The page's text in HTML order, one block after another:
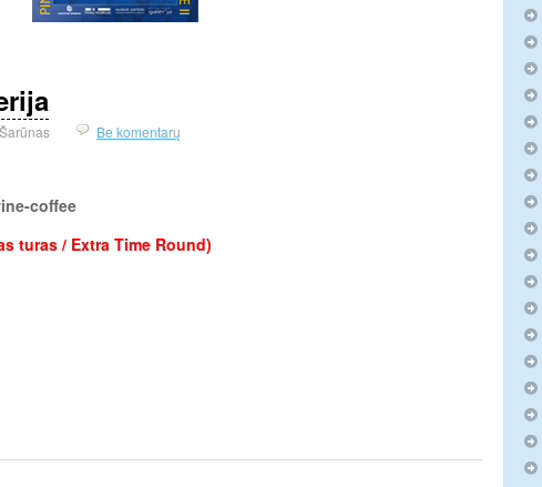
Šarūnas Be komentarų
coffee
turas / Extra Time Round)